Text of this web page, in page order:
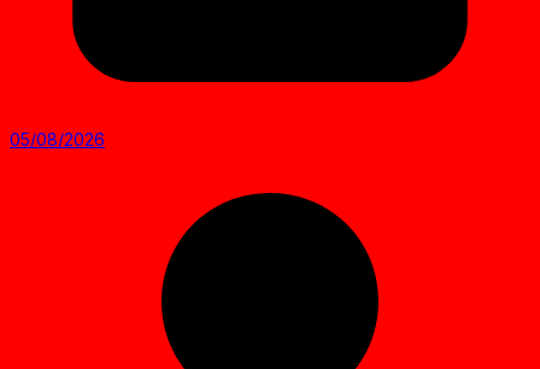
05/08/2026